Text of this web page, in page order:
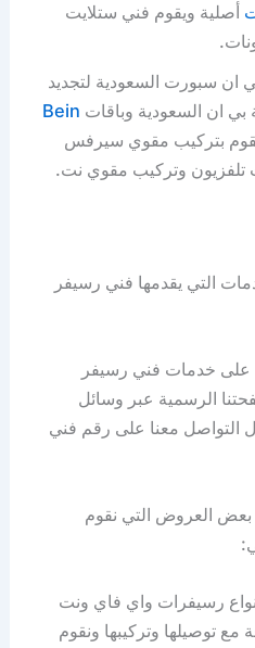
أصلية ويقوم فني ستلايت
ان سبورت السعودية لتجديد
بي ان السعودية وباقات Bein
بتركيب مقوي سيرفس
تلفزيون وتركيب مقوي نت.
التي يقدمها فني رسيفر
على خدمات فني رسيفر
الرسمية عبر وسائل
التواصل معنا على رقم فني
بعض العروض التي نقوم
رسيفرات واي فاي ونت
مع توصيلها وتركيبها ونقوم